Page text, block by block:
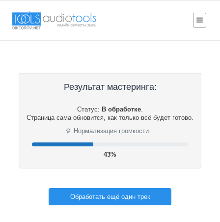
Результат мастеринга:
Статус: В обработке.
Страница сама обновится, как только всё будет готово.
⟳ Нормализация громкости…
44%
Обработать ещё один трек